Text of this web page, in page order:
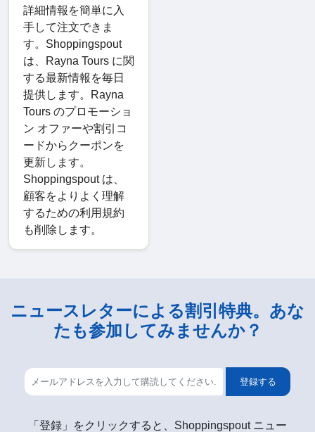
詳細情報を簡単に入
手して注文できま
す。Shoppingspout
は、Rayna Tours に関
する最新情報を毎日
提供します。Rayna
Tours のプロモーショ
ン オファーや割引コ
ードからクーポンを
更新します。
Shoppingspout は、
顧客をよりよく理解
するための利用規約
も削除します。
ニュースレターによる割引特典。あな
たも参加してみませんか？
登録する
「登録」をクリックすると、Shoppingspout ニュー